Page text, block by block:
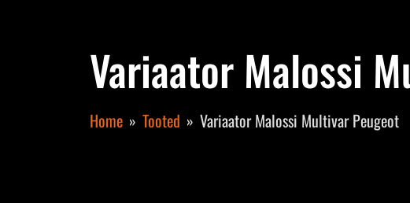
Variaator Malossi
Home Tooted Variaator Malossi Multivar Peugeot